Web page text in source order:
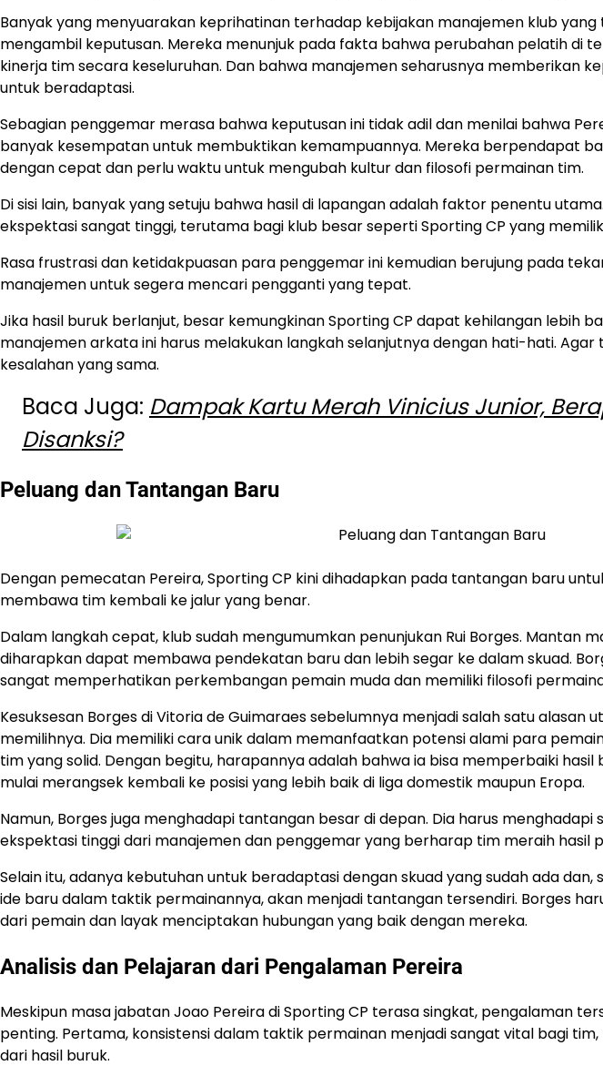
Banyak yang menyuarakan keprihatinan terhadap kebijakan manajemen klub
mengambil keputusan. Mereka menunjuk pada fakta bahwa perubahan pelatih di
kinerja tim secara keseluruhan. Dan bahwa manajemen seharusnya memberikan
untuk beradaptasi.
Sebagian penggemar merasa bahwa keputusan ini tidak adil dan menilai bahwa
banyak kesempatan untuk membuktikan kemampuannya. Mereka berpendapat
dengan cepat dan perlu waktu untuk mengubah kultur dan filosofi permainan tim.
Di sisi lain, banyak yang setuju bahwa hasil di lapangan adalah faktor penentu
ekspektasi sangat tinggi, terutama bagi klub besar seperti Sporting CP yang
Rasa frustrasi dan ketidakpuasan para penggemar ini kemudian berujung pada
manajemen untuk segera mencari pengganti yang tepat.
Jika hasil buruk berlanjut, besar kemungkinan Sporting CP dapat kehilangan lebih
manajemen arkata ini harus melakukan langkah selanjutnya dengan hati-hati.
kesalahan yang sama.
Baca Juga: Dampak Kartu Merah Vinicius Junior,
Disanksi?
Peluang dan Tantangan Baru
Dengan pemecatan Pereira, Sporting CP kini dihadapkan pada tantangan baru
membawa tim kembali ke jalur yang benar.
Dalam langkah cepat, klub sudah mengumumkan penunjukan Rui Borges. Mantan
diharapkan dapat membawa pendekatan baru dan lebih segar ke dalam skuad.
sangat memperhatikan perkembangan pemain muda dan memiliki filosofi
Kesuksesan Borges di Vitoria de Guimaraes sebelumnya menjadi salah satu alasan
memilihnya. Dia memiliki cara unik dalam memanfaatkan potensi alami para
tim yang solid. Dengan begitu, harapannya adalah bahwa ia bisa memperbaiki
mulai merangsek kembali ke posisi yang lebih baik di liga domestik maupun Eropa.
Namun, Borges juga menghadapi tantangan besar di depan. Dia harus
ekspektasi tinggi dari manajemen dan penggemar yang berharap tim meraih hasil
Selain itu, adanya kebutuhan untuk beradaptasi dengan skuad yang sudah ada
ide baru dalam taktik permainannya, akan menjadi tantangan tersendiri. Borges
dari pemain dan layak menciptakan hubungan yang baik dengan mereka.
Analisis dan Pelajaran dari Pengalaman Pereira
Meskipun masa jabatan Joao Pereira di Sporting CP terasa singkat, pengalaman
penting. Pertama, konsistensi dalam taktik permainan menjadi sangat vital bagi
dari hasil buruk.